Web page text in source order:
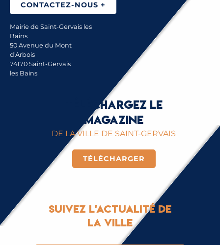
CONTACTEZ-NOUS +
Mairie de Saint-Gervais les
Bains
50 Avenue du Mont
d'Arbois
74170 Saint-Gervais
les Bains
Téléchargez le
magazine
DE LA VILLE DE SAINT-GERVAIS
TÉLÉCHARGER
Suivez l'actualité de
la ville